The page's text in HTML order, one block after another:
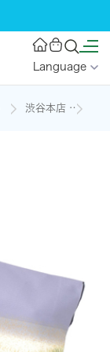
Language
渋谷本店